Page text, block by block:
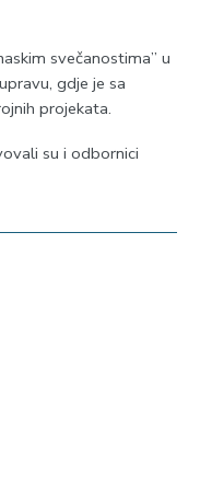
svečanostima” u
gdje je sa
projekata.
su i odbornici